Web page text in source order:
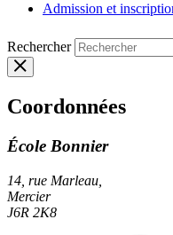
Admission et
Rechercher
Coordonnées
École Bonnier
14, rue Marleau,
Mercier
J6R 2K8